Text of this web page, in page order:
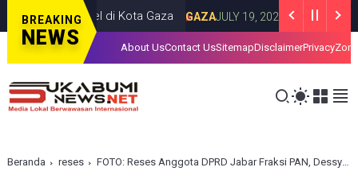
BREAKING
NEWS
Israel di Kota Gaza GAZAJULY 19, 2026 Iran
About UsContact UsSitemapDisclaimerPrivacy
Beranda reses FOTO: Reses Anggota DPRD Jabar Fraksi PAN, Dessy Susilawati di Ciandam